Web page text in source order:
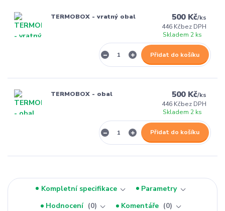
TERMOBOX - vratný obal 500 Kč/ks
446 Kčbez DPH
Skladem 2 ks
Přidat do košíku
TERMOBOX - obal 500 Kč/ks
446 Kčbez DPH
Skladem 2 ks
Přidat do košíku
Kompletní specifikace
Parametry
Hodnocení
0 Komentáře
0